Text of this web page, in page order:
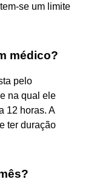
se um limite
médico?
pelo
na qual ele
12 horas. A
ter duração